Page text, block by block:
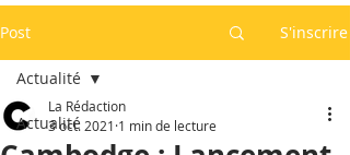
Post S'inscrire
Actualité
Actualité
La Rédaction
3 oct. 2021 1 min de lecture